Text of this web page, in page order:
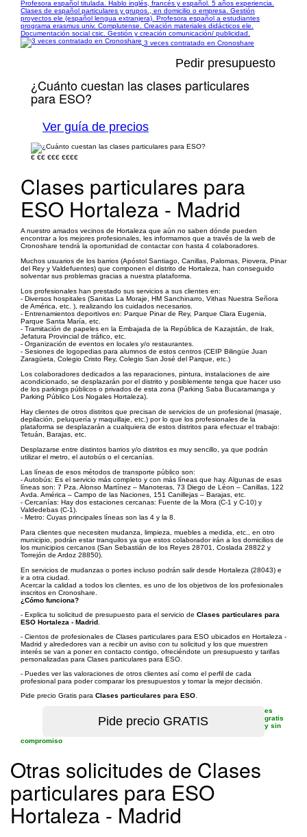
Profesora español titulada. Hablo inglés, francés y español. 5 años experiencia.
Clases de español particulares y grupos., en domicilio o empresa. Gestión
proyectos ele (español lengua extranjera). Profesora español a estudiantes
programa erasmus univ. Complutense. Creación materiales didácticos ele.
Documentación social csic. Gestión y creación comunicación/ publicidad.
3 veces contratado en Cronoshare
Pedir presupuesto
¿Cuánto cuestan las clases particulares
para ESO?
Ver guía de precios
€ €€ €€€ €€€€
Clases particulares para
ESO Hortaleza - Madrid
A nuestro amados vecinos de Hortaleza que aún no saben dónde pueden
encontrar a los mejores profesionales, les informamos que a través de la web de
Cronoshare tendrá la oportunidad de contactar con hasta 4 colaboradores.
Muchos usuarios de los barrios (Apóstol Santiago, Canillas, Palomas, Piovera, Pinar
del Rey y Valdefuentes) que componen el distrito de Hortaleza, han conseguido
solventar sus problemas gracias a nuestra plataforma.
Los profesionales han prestado sus servicios a sus clientes en:
- Diversos hospitales (Sanitas La Moraje, HM Sanchinarro, Vithas Nuestra Señora
de América, etc. ), realizando los cuidados necesarios.
- Entrenamientos deportivos en: Parque Pinar de Rey, Parque Clara Eugenia,
Parque Santa María, etc.
- Tramitación de papeles en la Embajada de la República de Kazajstán, de Irak,
Jefatura Provincial de tráfico, etc.
- Organización de eventos en locales y/o restaurantes.
- Sesiones de logopedias para alumnos de estos centros (CEIP Bilingüe Juan
Zaragüeta, Colegio Cristo Rey, Colegio San José del Parque, etc.)
Los colaboradores dedicados a las reparaciones, pintura, instalaciones de aire
acondicionado, se desplazarán por el distrito y posiblemente tenga que hacer uso
de los parkings públicos o privados de esta zona (Parking Saba Bucaramanga y
Parking Público Los Nogales Hortaleza).
Hay clientes de otros distritos que precisan de servicios de un profesional (masaje,
depilación, peluquería y maquillaje, etc.) por lo que los profesionales de la
plataforma se desplazarán a cualquiera de estos distritos para efectuar el trabajo:
Tetuán, Barajas, etc.
Desplazarse entre distintos barrios y/o distritos es muy sencillo, ya que podrán
utilizar el metro, el autobús o el cercanías.
Las líneas de esos métodos de transporte público son:
- Autobús: Es el servicio más completo y con más líneas que hay. Algunas de esas
líneas son: 7 Pza. Alonso Martínez – Manoteras, 73 Diego de Léon – Canillas, 122
Avda. América – Campo de las Naciones, 151 Canillejas – Barajas, etc.
- Cercanías: Hay dos estaciones cercanas: Fuente de la Mora (C-1 y C-10) y
Valdedebas (C-1).
- Metro: Cuyas principales líneas son las 4 y la 8.
Para clientes que necesiten mudanza, limpieza, muebles a medida, etc., en otro
municipio, podrán estar tranquilos ya que estos colaborador irán a los domicilios de
los municipios cercanos (San Sebastián de los Reyes 28701, Coslada 28822 y
Torrejón de Ardoz 28850).
En servicios de mudanzas o portes incluso podrán salir desde Hortaleza (28043) e
ir a otra ciudad.
Acercar la calidad a todos los clientes, es uno de los objetivos de los profesionales
inscritos en Cronoshare.
¿Cómo funciona?
- Explica tu solicitud de presupuesto para el servicio de Clases particulares para
ESO Hortaleza - Madrid
- Cientos de profesionales de Clases particulares para ESO ubicados en Hortaleza -
Madrid y alrededores van a recibir un aviso con tu solicitud y los que muestren
interés se van a poner en contacto contigo, ofreciéndote un presupuesto y tarifas
personalizadas para Clases particulares para ESO.
- Puedes ver las valoraciones de otros clientes así como el perfil de cada
profesional para poder comparar los presupuestos y tomar la mejor decisión.
Pide precio Gratis para Clases particulares para ESO
es
gratis
y sin
compromiso
Otras solicitudes de Clases
particulares para ESO
Hortaleza - Madrid